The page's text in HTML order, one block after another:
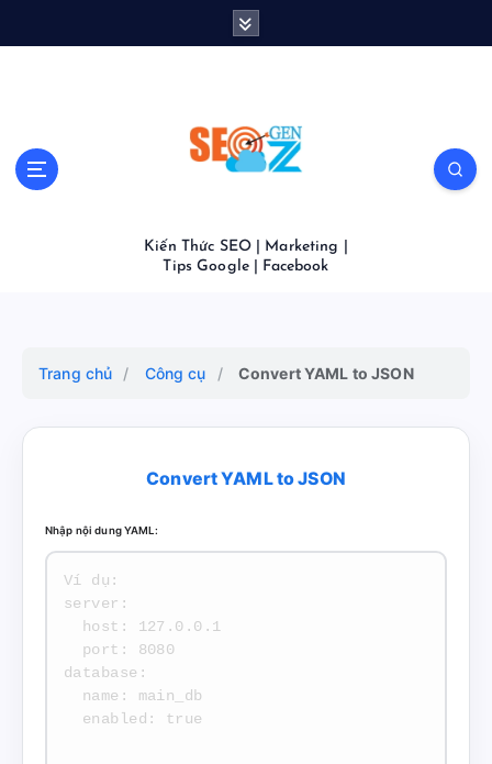
Kiến Thức SEO | Marketing |
Tips Google | Facebook
Trang chủ / Công cụ / Convert YAML to JSON
Convert YAML to JSON
Nhập nội dung YAML: